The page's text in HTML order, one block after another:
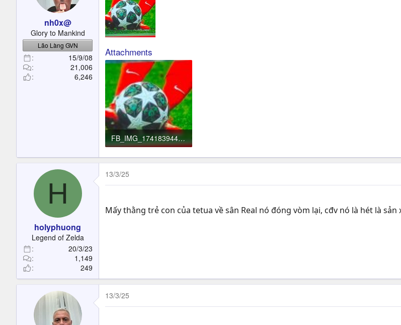
nh0x@
Glory to Mankind
Lão Làng GVN
15/9/08
21,006
6,246
Attachments
FB_IMG_17418394451781645.jpg
295.3 KB · Đọc: 198
H
holyphuong
Legend of Zelda
20/3/23
1,149
249
13/3/25
Mấy thằng trẻ con của tetua về sân Real nó đóng vòm lại, cđv nó là hét là
13/3/25